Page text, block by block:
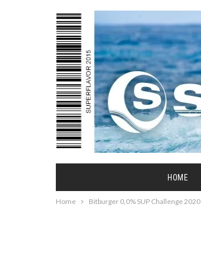
HOME
Home Bitburger 0,0% SUP Challenge 2020